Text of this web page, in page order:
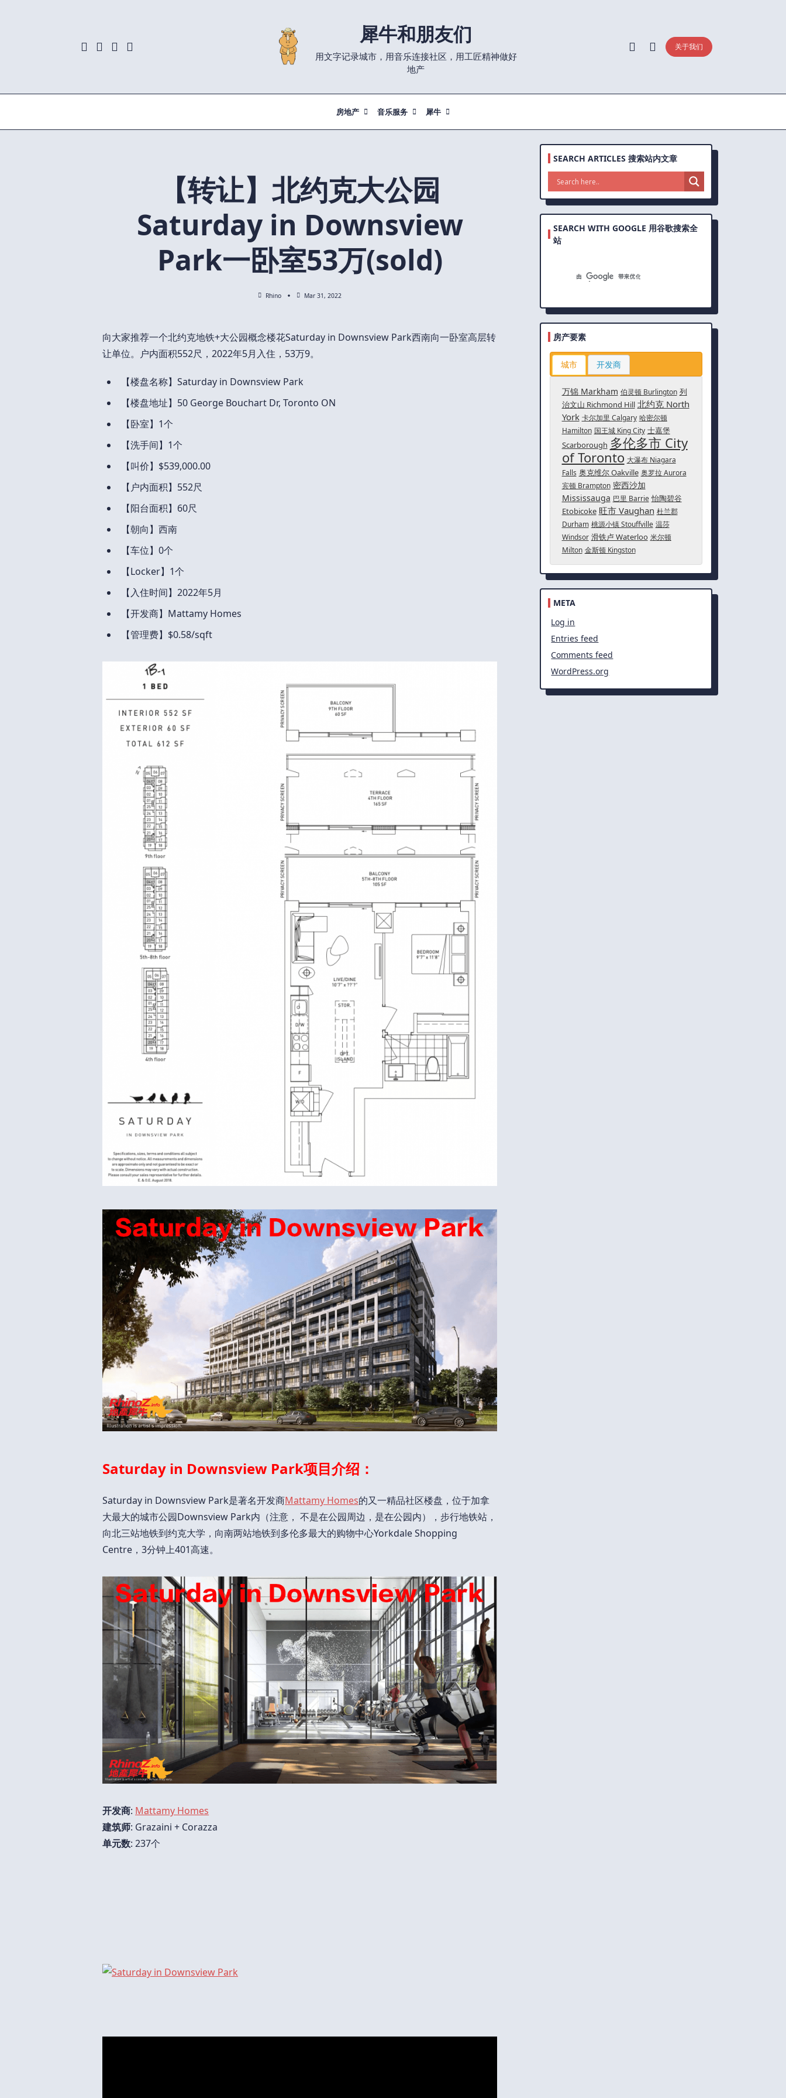
犀牛和朋友们
用文字记录城市，用音乐连接社区，用工匠精神做好
地产
关于我们
房地产 音乐服务 犀牛
【转让】北约克大公园
Saturday in Downsview
Park一卧室53万(sold)
Rhino Mar 31, 2022
向大家推荐一个北约克地铁+大公园概念楼花Saturday in Downsview Park西南向一卧室高层转
让单位。户内面积552尺，2022年5月入住，53万9。
【楼盘名称】Saturday in Downsview Park
【楼盘地址】50 George Bouchart Dr, Toronto ON
【卧室】1个
【洗手间】1个
【叫价】$539,000.00
【户内面积】552尺
【阳台面积】60尺
【朝向】西南
【车位】0个
【Locker】1个
【入住时间】2022年5月
【开发商】Mattamy Homes
【管理费】$0.58/sqft
Saturday in Downsview Park项目介绍：
Saturday in Downsview Park是著名开发商Mattamy Homes的又一精品社区楼盘，位于加拿
大最大的城市公园Downsview Park内（注意， 不是在公园周边，是在公园内），步行地铁站，
向北三站地铁到约克大学，向南两站地铁到多伦多最大的购物中心Yorkdale Shopping
Centre，3分钟上401高速。
开发商: Mattamy Homes
建筑师: Grazaini + Corazza
单元数: 237个
SEARCH ARTICLES 搜索站内文章
SEARCH WITH GOOGLE 用谷歌搜索全
站
房产要素
城市 开发商
万锦 Markham 伯灵顿 Burlington 列
治文山 Richmond Hill 北约克 North
York 卡尔加里 Calgary 哈密尔顿
Hamilton 国王城 King City 士嘉堡
Scarborough 多伦多市 City
of Toronto 大瀑布 Niagara
Falls 奥克维尔 Oakville 奥罗拉 Aurora
宾顿 Brampton 密西沙加
Mississauga 巴里 Barrie 怡陶碧谷
Etobicoke 旺市 Vaughan 杜兰郡
Durham 桃源小镇 Stouffville 温莎
Windsor 滑铁卢 Waterloo 米尔顿
Milton 金斯顿 Kingston
META
Log in
Entries feed
Comments feed
WordPress.org